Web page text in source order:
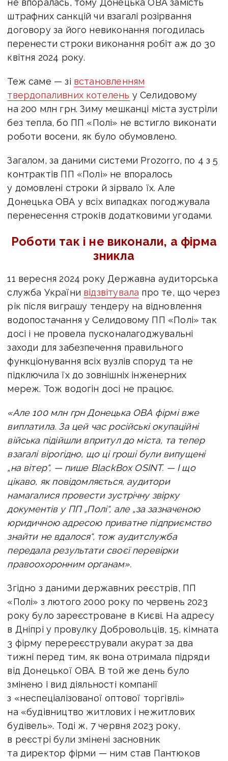
не впоралась, тому Донецька ОВА замість
штрафних санкцій чи взагалі розірвання
договору за його невиконання погодилась
перенести строки виконання робіт аж до 30
квітня 2024 року.
Теж саме — зі встановленням
твердопаливних котелень у Селидовому
на 200 млн грн. Зиму мешканці міста зустріли
без тепла, бо ПП «Полі» не встигло виконати
роботи восени, як було обумовлено.
Загалом, за даними системи Prozorro, по 4 з 5
контрактів ПП «Полі» не впоралось
у домовлені строки й зірвало їх. Але
Донецька ОВА у всіх випадках погоджувала
перенесення строків додатковими угодами.
Роботи так і не виконали, а фірма
зникла
11 вересня 2024 року Державна аудиторська
служба України відзвітувала про те, що через
рік після виграшу тендеру на відновлення
водопостачанняу Селидовому ПП «Полі» так
досі і не провела пусконалагоджувальні
заходи для забезпечення правильного
функціонування всіх вузлів споруд та не
підключила їх до зовнішніх інженерних
мереж. Тож водогін досі не працює.
«Але 100 млн грн Донецька ОВА фірмі вже
виплатила. За цей час російські окупаційні
війська підійшли впритул до міста, та тепер
взагалі вірогідно, що ці гроші були випущені
„на вітер“, — пише BlackBox OSINT. — І що
цікаво, як повідомляється, аудитори
намагалися провести зустрічну звірку
документів у ПП „Полі“, але „за зазначеною
юридичною адресою приватне підприємство
знайти не вдалося“, тож аудитслужба
передала результати своєї перевірки
правоохоронним органам».
Згідно з даними державних реєстрів, ПП
«Полі» з лютого 2000 року по червень 2023
року було зареєстроване в Києві. На адресу
в Дніпрі у провулку Добровольців, 15, кімната
3 фірму перереєстрували акурат за два
тижні перед тим, як вона отримала підряди
від Донецької ОВА. В той же день було
змінено і вид діяльності компанії
з «неспеціалізованої оптової торгівлі»
на «будівництво житлових і нежитлових
будівель». Тоді ж, 7 червня 2023 року,
в реєстрі були змінені засновник
та директор фірми — ним став Пантюков